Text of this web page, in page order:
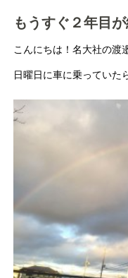
もうすぐ２年目
こんにちは！名大社の渡
日曜日に車に乗っていた